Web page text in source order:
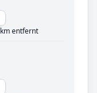
entfernt